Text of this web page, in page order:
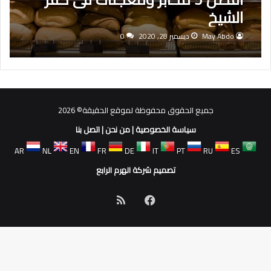
الشيخ
May Abdo ديسمبر 28, 2020 0
جميع الحقوق محفوظة لموقع الحقيقة© 2026
سياسة الخصوصية|من نحن|اتصل بنا
AR
NL EN FR DE IT PT RU
ES
تصميم شركة الهرم الرابع
فيسبوك
الموقع